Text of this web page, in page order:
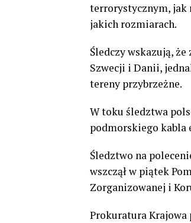
terrorystycznym, jak
jakich rozmiarach.
Śledczy wskazują,
Szwecji i Danii,
tereny przybrzeżne.
W toku śledztwa
podmorskiego kabla
Śledztwo na
wszczął w piątek
Zorganizowanej i
Prokuratura Krajowa